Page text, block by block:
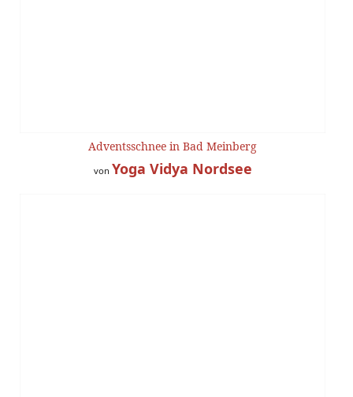
Adventsschnee in Bad Meinberg
von Yoga Vidya Nordsee